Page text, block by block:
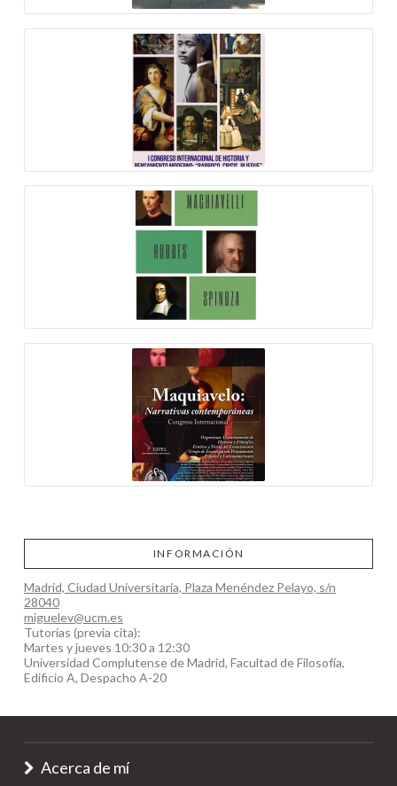
INFORMACIÓN
Madrid, Ciudad Universitaria, Plaza Menéndez Pelayo, s/n
28040
miguelev@ucm.es
Tutorías (previa cita):
Martes y jueves 10:30 a 12:30
Universidad Complutense de Madrid, Facultad de Filosofía,
Edificio A, Despacho A-20
Acerca de mí